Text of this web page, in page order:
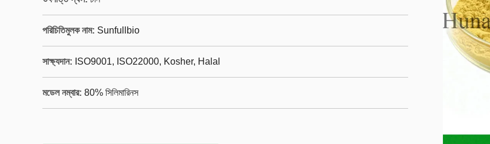
পরিচিতিমুলক নাম: Sunfullbio
সাক্ষ্যদান: ISO9001, ISO22000, Kosher, Halal
মডেল নম্বার: 80% সিলিমারিনস